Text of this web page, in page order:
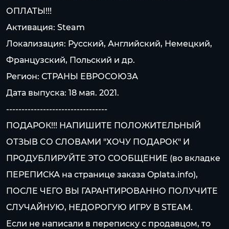
ОПЛАТЫ!!!
Активация: Steam
Локализация: Русский, Английский, Немецкий,
Французский, Польский и др.
Регион: СТРАНЫ ЕВРОСОЮЗА
Дата выпуска: 18 мая. 2021.
---------------------------------
ПОДАРОК!!! НАПИШИТЕ ПОЛОЖИТЕЛЬНЫЙ
ОТЗЫВ CО СЛОВАМИ "ХОЧУ ПОДАРОК" И
ПРОДУБЛИРУЙТЕ ЭТО СООБЩЕНИЕ (во вкладке
ПЕРЕПИСКА на странице заказа Oplata.info),
ПОСЛЕ ЧЕГО ВЫ ГАРАНТИРОВАННО ПОЛУЧИТЕ
СЛУЧАЙНУЮ, НЕДОРОГУЮ ИГРУ В STEAM.
Если не написали в переписку с продавцом, то